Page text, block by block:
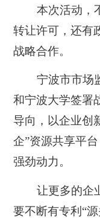
本次活动，
转让许可，还有
战略合作。
宁波市市场
和宁波大学签署
导向，以企业创
企”资源共享平
强劲动力。
让更多的企
要不断有专利“源